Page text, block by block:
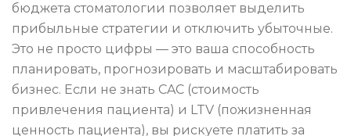
бюджета стоматологии позволяет выделить
прибыльные стратегии и отключить убыточные.
Это не просто цифры — это ваша способность
планировать, прогнозировать и масштабировать
бизнес. Если не знать CAC (стоимость
привлечения пациента) и LTV (пожизненная
ценность пациента), вы рискуете платить за